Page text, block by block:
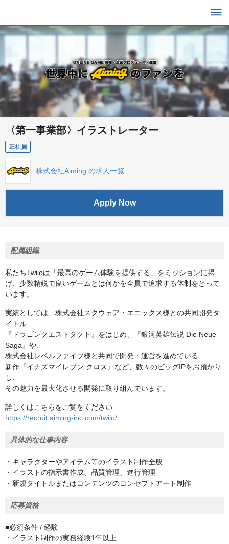
〈第一事業部〉イラストレーター
正社員
株式会社Aiming の求人一覧
Apply Now
配属組織
私たちTwiloは「最高のゲーム体験を提供する」をミッションに掲
げ、少数精鋭で良いゲームとは何かを全員で追求する体制をとって
います。
実績としては、株式会社スクウェア・エニックス様との共同開発タ
イトル
『ドラゴンクエストタクト』をはじめ、『銀河英雄伝説 Die Neue
Saga』や、
株式会社レベルファイブ様と共同で開発・運営を進めている
新作『イナズマイレブン クロス』など、数々のビッグIPをお預かり
し、
その魅力を最大化させる開発に取り組んでいます。
詳しくはこちらをご覧をください
https://recruit.aiming-inc.com/twilo/
具体的な仕事内容
・キャラクターやアイテム等のイラスト制作全般
・イラストの指示書作成、品質管理、進行管理
・新規タイトルまたはコンテンツのコンセプトアート制作
応募資格
■必須条件 / 経験
・イラスト制作の実務経験1年以上